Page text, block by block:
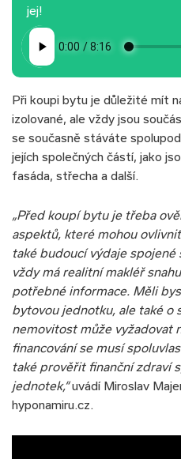
jej!
Při koupi bytu je důležité mít
izolované, ale vždy jsou
se současně stáváte
jejích společných částí, jako
fasáda, střecha a další.
„Před koupí bytu je třeba
aspektů, které mohou
také budoucí výdaje
vždy má realitní makléř
potřebné informace. Měli
bytovou jednotku, ale také o
nemovitost může vyžadovat
financování se musí
také prověřit finanční zdraví
jednotek,“uvádí Miroslav
hyponamiru.cz.